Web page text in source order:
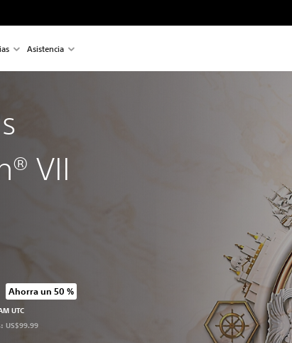
Asistencia
VII
precio original de US$99.99
Ahorra un 50 %
UTC
US$99.99